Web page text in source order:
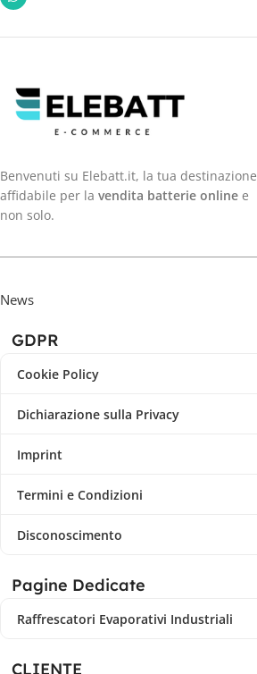
Benvenuti su Elebatt.it, la tua destinazione
affidabile per la vendita batterie online e
non solo.
News
GDPR
Cookie Policy
Dichiarazione sulla Privacy
Imprint
Termini e Condizioni
Disconoscimento
Pagine Dedicate
Raffrescatori Evaporativi Industriali
CLIENTE